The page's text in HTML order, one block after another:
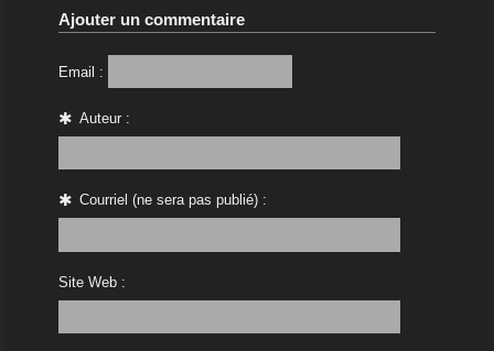
Ajouter un commentaire
Email :
Auteur :
Courriel (ne sera pas publié) :
Site Web :